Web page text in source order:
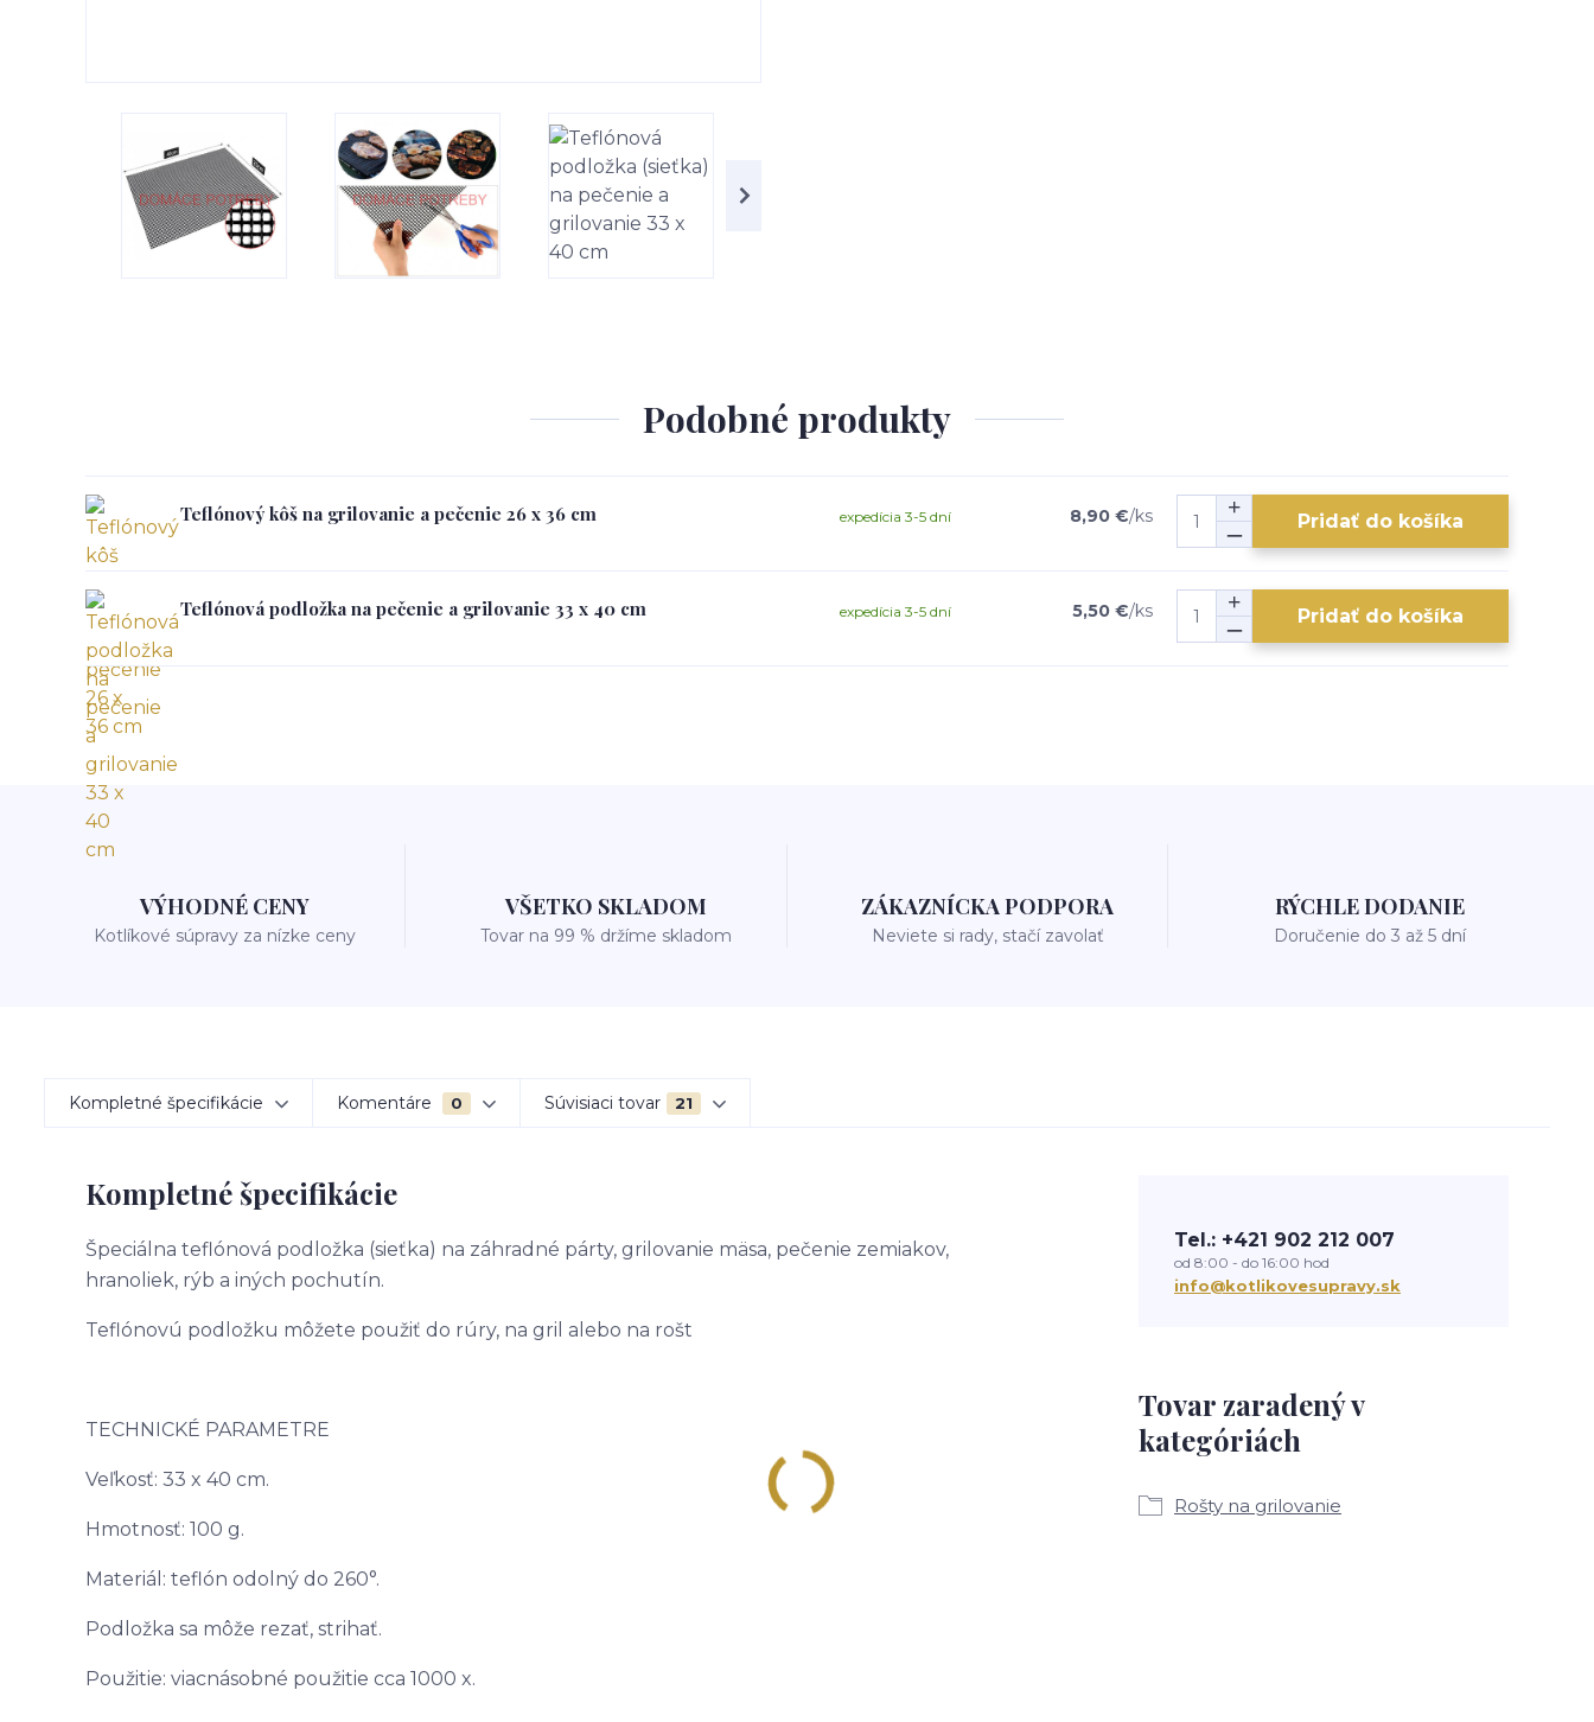
Podobné produkty
Teflónový kôš na grilovanie a pečenie 26 x 36 cm 8,90 €/ks
expedícia 3-5 dní Pridať do košíka
Teflónová podložka na pečenie a grilovanie 33 x 40 cm 5,50 €/ks
expedícia 3-5 dní Pridať do košíka
VÝHODNÉ CENY
Kotlíkové súpravy za nízke ceny
VŠETKO SKLADOM
Tovar na 99 % držíme skladom
ZÁKAZNÍCKA PODPORA
Neviete si rady, stačí zavolať
RÝCHLE DODANIE
Doručenie do 3 až 5 dní
Kompletné špecifikácie Komentáre 0 Súvisiaci tovar 21
Kompletné špecifikácie
Špeciálna teflónová podložka (sieťka) na záhradné párty, grilovanie mäsa, pečenie zemiakov,
hranoliek, rýb a iných pochutín.
Teflónovú podložku môžete použiť do rúry, na gril alebo na rošt
TECHNICKÉ PARAMETRE
Veľkosť: 33 x 40 cm.
Hmotnosť: 100 g.
Materiál: teflón odolný do 260°.
Podložka sa môže rezať, strihať.
Použitie: viacnásobné použitie cca 1000 x.
Tovar zaradený v
kategóriách
Rošty na grilovanie
Tel.: +421 902 212 007
od 8:00 - do 16:00 hod
info@kotlikovesupravy.sk